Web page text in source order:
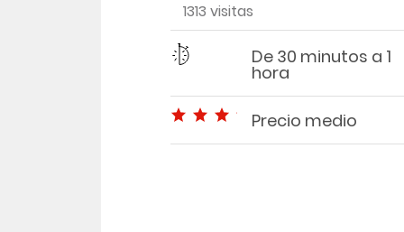
1313 visitas
Dificultad
Tiempo De 30 minutos a 1
hora
Precio medio Precio medio